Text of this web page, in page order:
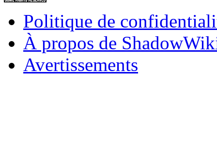
Politique de
À propos de
Avertissements